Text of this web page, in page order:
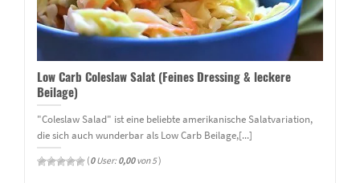
Low Carb Coleslaw Salat (Feines Dressing & leckere
Beilage)
"Coleslaw Salad" ist eine beliebte amerikanische Salatvariation,
die sich auch wunderbar als Low Carb Beilage,[...]
(0User: 0,00von 5)